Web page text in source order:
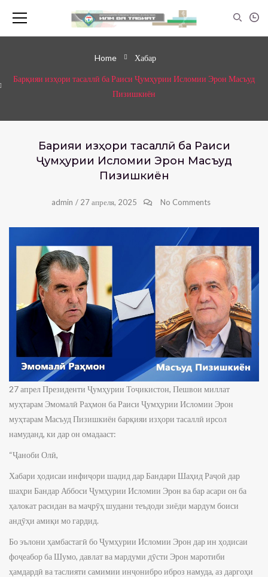
Home Хабар
Барқияи изҳори тасаллӣ ба Раиси Ҷумҳурии Исломии Эрон Масъуд
Пизишкиён
Барқияи изҳори тасаллӣ ба Раиси
Ҷумҳурии Исломии Эрон Масъуд
Пизишкиён
admin / 27 апреля, 2025 No Comments
27 апрел Президенти Ҷумҳурии Тоҷикистон, Пешвои миллат
муҳтарам Эмомалӣ Раҳмон ба Раиси Ҷумҳурии Исломии Эрон
муҳтарам Масъуд Пизишкиён барқияи изҳори тасаллӣ ирсол
намуданд, ки дар он омадааст:
“Ҷаноби Олӣ,
Хабари ҳодисаи инфиҷори шадид дар Бандари Шаҳид Раҷоӣ дар
шаҳри Бандар Аббоси Ҷумҳурии Исломии Эрон ва бар асари он ба
ҳалокат расидан ва маҷрӯҳ шудани теъдоди зиёди мардум боиси
андӯҳи амиқи мо гардид.
Бо эълони ҳамбастагӣ бо Ҷумҳурии Исломии Эрон дар ин ҳодисаи
фоҷеабор ба Шумо, давлат ва мардуми дӯсти Эрон маротиби
ҳамдардӣ ва таслияти самимии инҷонибро иброз намуда, аз даргоҳи